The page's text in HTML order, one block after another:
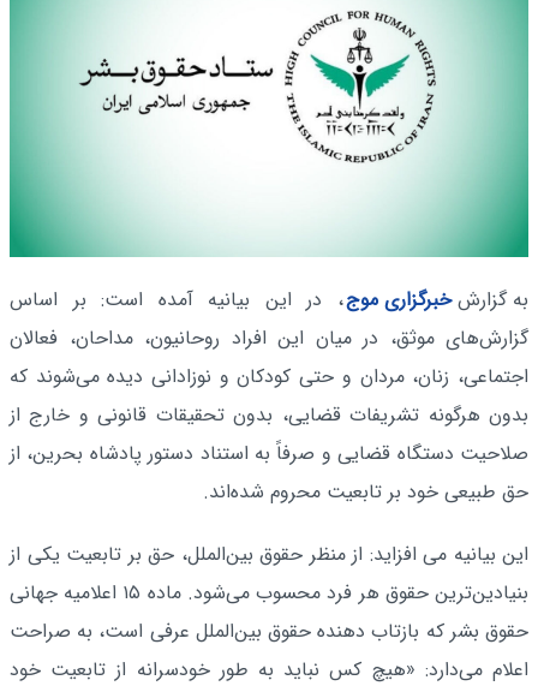
به گزارشخبرگزاری موج، در این بیانیه آمده است: بر اساس
گزارش‌های موثق، در میان این افراد روحانیون، مداحان، فعالان
اجتماعی، زنان، مردان و حتی کودکان و نوزادانی دیده می‌شوند که
بدون هرگونه تشریفات قضایی، بدون تحقیقات قانونی و خارج از
صلاحیت دستگاه قضایی و صرفاً به استناد دستور پادشاه بحرین، از
حق طبیعی خود بر تابعیت محروم شده‌اند.
این بیانیه می افزاید: از منظر حقوق بین‌الملل، حق بر تابعیت یکی از
بنیادین‌ترین حقوق هر فرد محسوب می‌شود. ماده ۱۵ اعلامیه جهانی
حقوق بشر که بازتاب دهنده حقوق بین‌الملل عرفی است، به صراحت
اعلام می‌دارد: «هیچ کس نباید به طور خودسرانه از تابعیت خود